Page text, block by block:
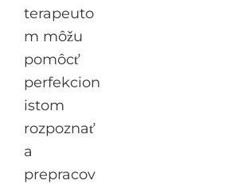
terapeuto
m môžu
pomôcť
perfekcion
istom
rozpoznať
a
prepracov